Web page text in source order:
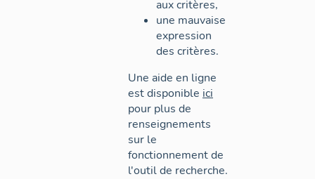
aux critères,
une mauvaise
expression
des critères.
Une aide en ligne
est disponible ici
pour plus de
renseignements
sur le
fonctionnement de
l'outil de recherche.